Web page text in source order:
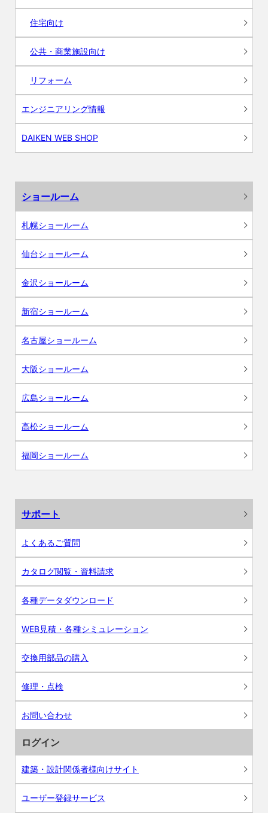
住宅向け
公共・商業施設向け
リフォーム
エンジニアリング情報
DAIKEN WEB SHOP
ショールーム
札幌ショールーム
仙台ショールーム
金沢ショールーム
新宿ショールーム
名古屋ショールーム
大阪ショールーム
広島ショールーム
高松ショールーム
福岡ショールーム
サポート
よくあるご質問
カタログ閲覧・資料請求
各種データダウンロード
WEB見積・各種シミュレーション
交換用部品の購入
修理・点検
お問い合わせ
ログイン
建築・設計関係者様向けサイト
ユーザー登録サービス